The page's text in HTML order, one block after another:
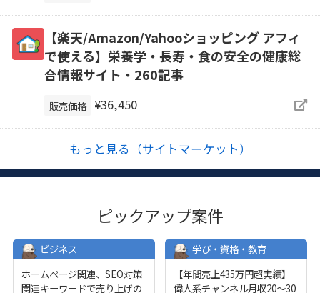
【楽天/Amazon/Yahooショッピング アフィ
で使える】栄養学・長寿・食の安全の健康総
合情報サイト・260記事
販売価格 ¥36,450
もっと見る（サイトマーケット）
ピックアップ案件
ビジネス
ホームページ関連、SEO対策
関連キーワードで売り上げの
学び・資格・教育
【年間売上435万円超実績】
偉人系チャンネル月収20～30